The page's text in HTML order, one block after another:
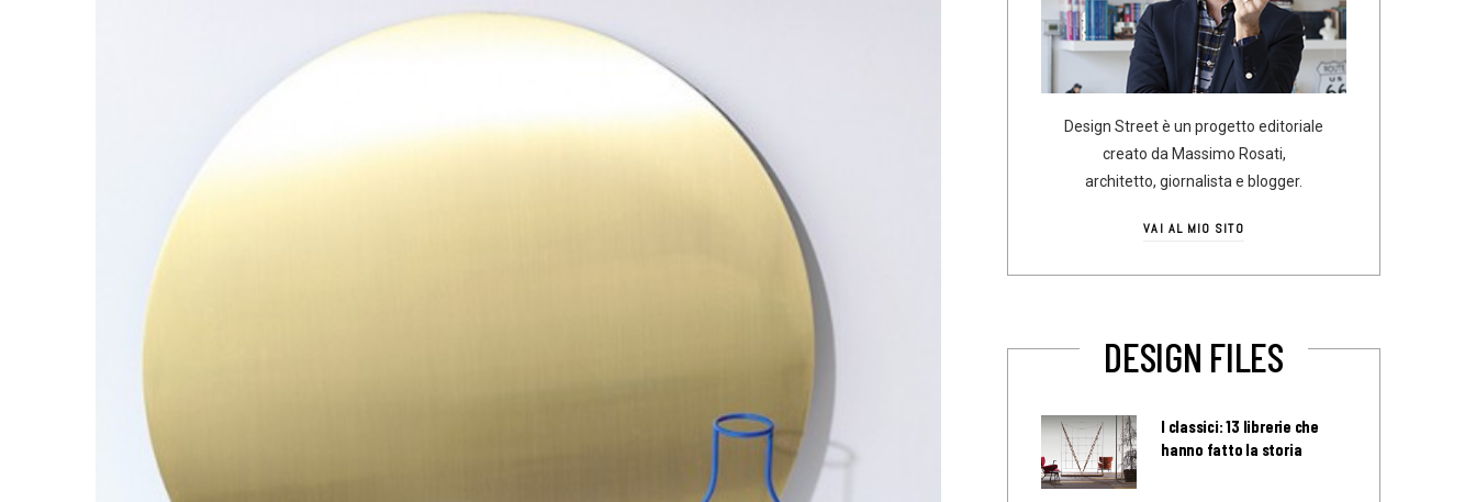
Design Street è un progetto editoriale
creato da Massimo Rosati,
architetto, giornalista e blogger.
VAI AL MIO SITO
DESIGN FILES
I classici: 13 librerie che
hanno fatto la storia